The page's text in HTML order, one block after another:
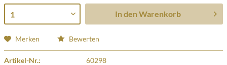
In den Warenkorb
Merken Bewerten
Artikel-Nr.: 60298